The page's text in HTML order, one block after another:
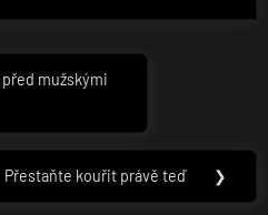
mužskými
Next
Přestaňte kouřit právě teď ❯